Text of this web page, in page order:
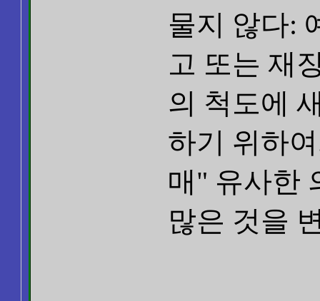
물지 않다:
고 또는 재
의 척도에
하기 위하
매" 유사한
많은 것을